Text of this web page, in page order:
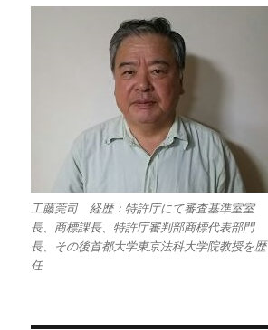
工藤莞司 経歴：特許庁にて審査基準室室
長、商標課長、特許庁審判部商標代表部門
長、その後首都大学東京法科大学院教授を歴
任